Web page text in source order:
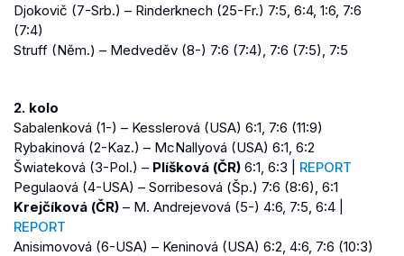
Djokovič (7-Srb.) – Rinderknech (25-Fr.) 7:5, 6:4, 1:6, 7:6
(7:4)
Struff (Něm.) – Medveděv (8-) 7:6 (7:4), 7:6 (7:5), 7:5
2. kolo
Sabalenková (1-) – Kesslerová (USA) 6:1, 7:6 (11:9)
Rybakinová (2-Kaz.) – McNallyová (USA) 6:1, 6:2
Šwiateková (3-Pol.) – Plíšková (ČR) 6:1, 6:3 | REPORT
Pegulaová (4-USA) – Sorribesová (Šp.) 7:6 (8:6), 6:1
Krejčíková (ČR) – M. Andrejevová (5-) 4:6, 7:5, 6:4 |
REPORT
Anisimovová (6-USA) – Keninová (USA) 6:2, 4:6, 7:6 (10:3)